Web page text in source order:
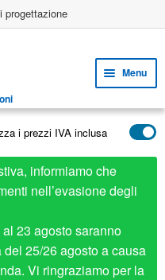
progettazione
Menu
il
menu
child
child
child
i prezzi IVA inclusa
informiamo che
nell’evasione degli
23 agosto saranno
25/26 agosto a causa
Vi ringraziamo per la